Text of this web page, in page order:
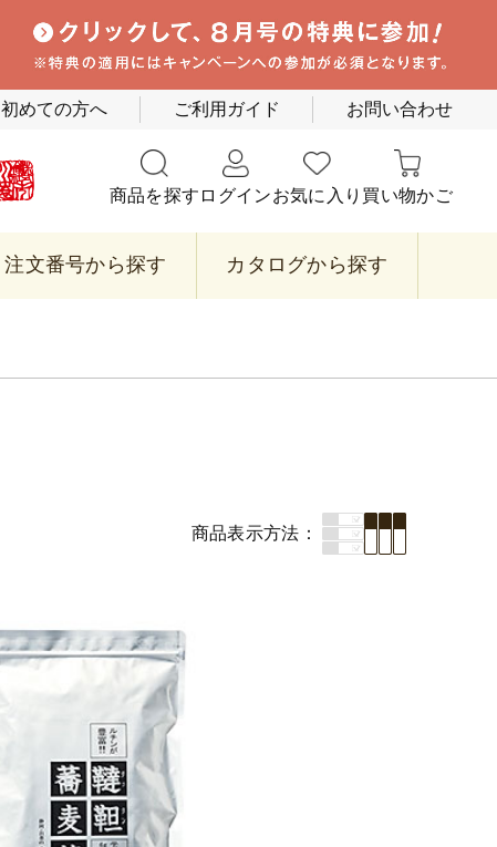
初めての方へ ご利用ガイド お問い合わせ
商品を探す ログインお気に入り 買い物かご
注文番号から探す カタログから探す
商品表示方法